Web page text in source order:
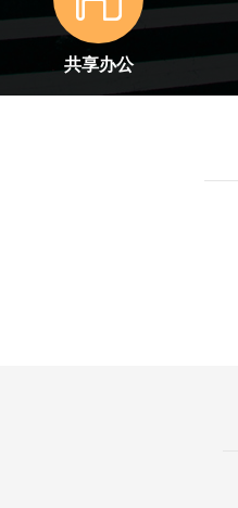
共享办公